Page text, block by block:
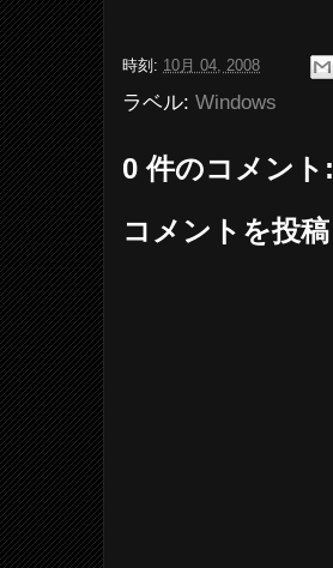
時刻: 10月 04, 2008
ラベル: Windows
0 件のコメント:
コメントを投稿